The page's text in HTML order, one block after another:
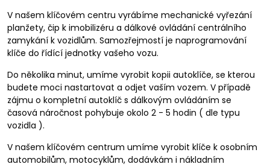
V našem klíčovém centru vyrábíme mechanické vyřezání
planžety, čip k imobilizéru a dálkové ovládání centrálního
zamykání k vozidlům. Samozřejmostí je naprogramování
klíče do řídící jednotky vašeho vozu.
Do několika minut, umíme vyrobit kopii autoklíče, se kterou
budete moci nastartovat a odjet vaším vozem. V případě
zájmu o kompletní autoklíč s dálkovým ovládáním se
časová náročnost pohybuje okolo 2 - 5 hodin ( dle typu
vozidla ).
V našem klíčovém centrum umíme vyrobit klíče k osobním
automobilům, motocyklům, dodávkám i nákladním